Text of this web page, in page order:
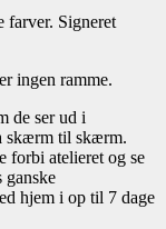
farver. Signeret
ingen ramme.
de ser ud i
skærm til skærm.
forbi atelieret og se
ganske
hjem i op til 7 dage